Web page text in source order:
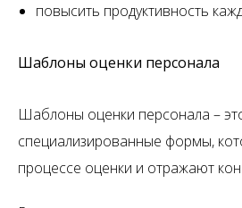
повысить продуктивность
Шаблоны оценки персонала
Шаблоны оценки персонала –
специализированные формы,
процессе оценки и отражают